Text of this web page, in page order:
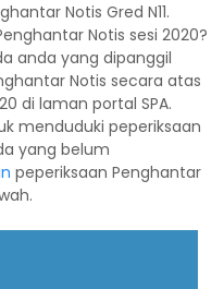
Notis Gred N11.
Notis sesi 2020?
anda yang dipanggil
Notis secara atas
di laman portal SPA.
menduduki peperiksaan
yang belum
peperiksaan Penghantar